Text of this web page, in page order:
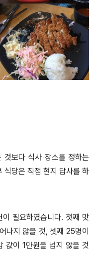
것보다 식사 장소를 정하는
식당은 직접 현지 답사를 하
필요하였습니다. 첫째 맛
나지 않을 것, 셋째 25명이
값이 1만원을 넘지 않을 것